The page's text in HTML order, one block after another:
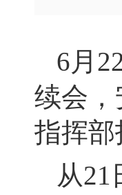
6月
续会
指挥
从